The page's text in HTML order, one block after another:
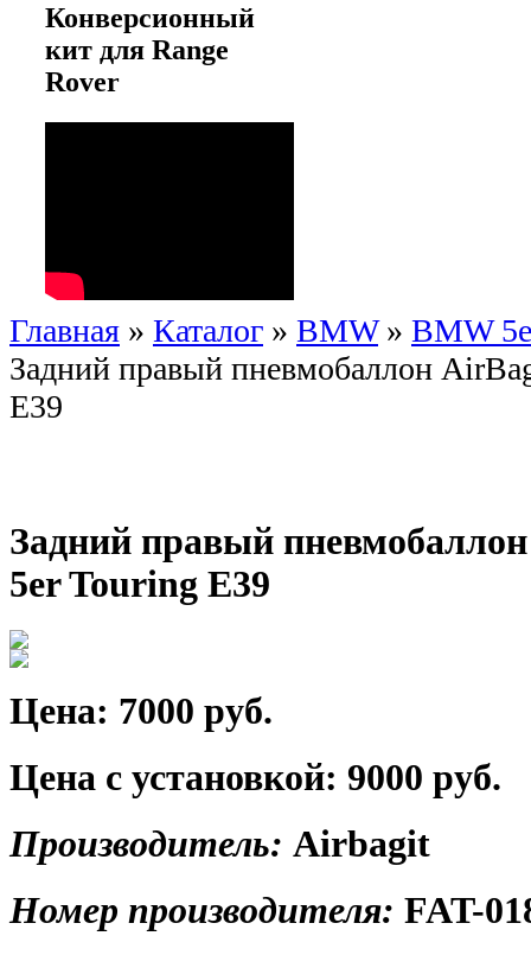
Конверсионный
кит для Range
Rover
Главная » Каталог » BMW» BMW
Задний правый пневмобаллон
E39
Задний правый
5er Touring E39
Цена: 7000 руб.
Цена с установкой: 9000 руб.
Производитель: Airbagit
Номер производителя: FAT-